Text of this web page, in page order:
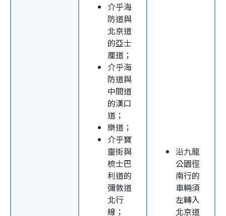
介乎海
防道與
北京道
的亞士
厘道；
介乎海
防道與
中間道
的漢口
道；
樂道；
介乎寶
靈街與
梳士巴
利道的
彌敦道
北行
線；
沿九龍
公園徑
南行的
車輛須
左轉入
北京道